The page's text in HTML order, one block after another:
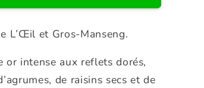
L’Œil et Gros-Manseng.
or intense aux reflets dorés,
de raisins secs et de